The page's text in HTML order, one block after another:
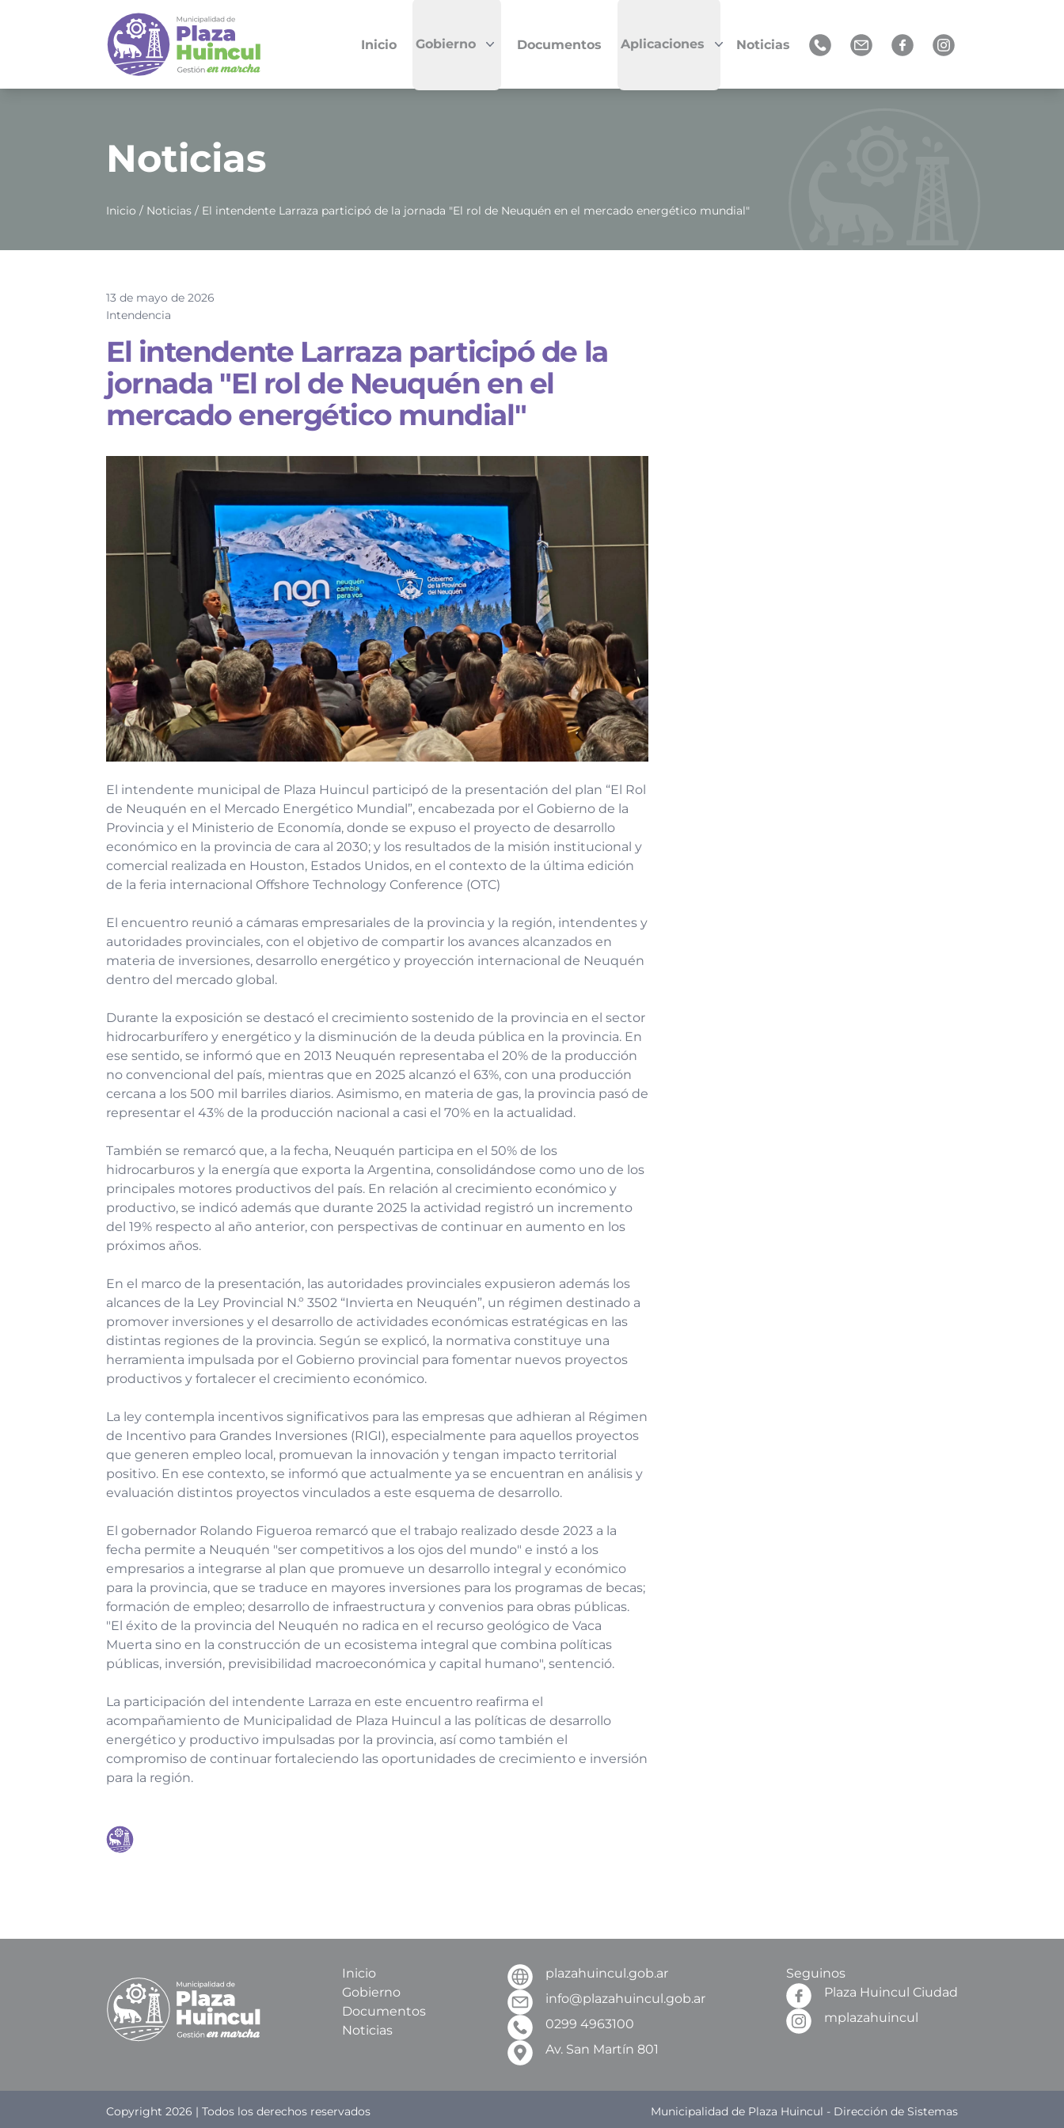
Inicio Gobierno Documentos Aplicaciones Noticias
Noticias
Inicio / Noticias / El intendente Larraza participó de la jornada "El rol de Neuquén en el mercado energético mundial"
13 de mayo de 2026
Intendencia
El intendente Larraza participó de la
jornada "El rol de Neuquén en el
mercado energético mundial"
El intendente municipal de Plaza Huincul participó de la presentación del plan “El Rol
de Neuquén en el Mercado Energético Mundial”, encabezada por el Gobierno de la
Provincia y el Ministerio de Economía, donde se expuso el proyecto de desarrollo
económico en la provincia de cara al 2030; y los resultados de la misión institucional y
comercial realizada en Houston, Estados Unidos, en el contexto de la última edición
de la feria internacional Offshore Technology Conference (OTC)
El encuentro reunió a cámaras empresariales de la provincia y la región, intendentes y
autoridades provinciales, con el objetivo de compartir los avances alcanzados en
materia de inversiones, desarrollo energético y proyección internacional de Neuquén
dentro del mercado global.
Durante la exposición se destacó el crecimiento sostenido de la provincia en el sector
hidrocarburífero y energético y la disminución de la deuda pública en la provincia. En
ese sentido, se informó que en 2013 Neuquén representaba el 20% de la producción
no convencional del país, mientras que en 2025 alcanzó el 63%, con una producción
cercana a los 500 mil barriles diarios. Asimismo, en materia de gas, la provincia pasó de
representar el 43% de la producción nacional a casi el 70% en la actualidad.
También se remarcó que, a la fecha, Neuquén participa en el 50% de los
hidrocarburos y la energía que exporta la Argentina, consolidándose como uno de los
principales motores productivos del país. En relación al crecimiento económico y
productivo, se indicó además que durante 2025 la actividad registró un incremento
del 19% respecto al año anterior, con perspectivas de continuar en aumento en los
próximos años.
En el marco de la presentación, las autoridades provinciales expusieron además los
alcances de la Ley Provincial N.º 3502 “Invierta en Neuquén”, un régimen destinado a
promover inversiones y el desarrollo de actividades económicas estratégicas en las
distintas regiones de la provincia. Según se explicó, la normativa constituye una
herramienta impulsada por el Gobierno provincial para fomentar nuevos proyectos
productivos y fortalecer el crecimiento económico.
La ley contempla incentivos significativos para las empresas que adhieran al Régimen
de Incentivo para Grandes Inversiones (RIGI), especialmente para aquellos proyectos
que generen empleo local, promuevan la innovación y tengan impacto territorial
positivo. En ese contexto, se informó que actualmente ya se encuentran en análisis y
evaluación distintos proyectos vinculados a este esquema de desarrollo.
El gobernador Rolando Figueroa remarcó que el trabajo realizado desde 2023 a la
fecha permite a Neuquén "ser competitivos a los ojos del mundo" e instó a los
empresarios a integrarse al plan que promueve un desarrollo integral y económico
para la provincia, que se traduce en mayores inversiones para los programas de becas;
formación de empleo; desarrollo de infraestructura y convenios para obras públicas.
"El éxito de la provincia del Neuquén no radica en el recurso geológico de Vaca
Muerta sino en la construcción de un ecosistema integral que combina políticas
públicas, inversión, previsibilidad macroeconómica y capital humano", sentenció.
La participación del intendente Larraza en este encuentro reafirma el
acompañamiento de Municipalidad de Plaza Huincul a las políticas de desarrollo
energético y productivo impulsadas por la provincia, así como también el
compromiso de continuar fortaleciendo las oportunidades de crecimiento e inversión
para la región.
Inicio
Gobierno
Documentos
Noticias
plazahuincul.gob.ar
info@plazahuincul.gob.ar
0299 4963100
Av. San Martín 801
Seguinos
Plaza Huincul Ciudad
mplazahuincul
Copyright 2026 | Todos los derechos reservados Municipalidad de Plaza Huincul - Dirección de Sistemas